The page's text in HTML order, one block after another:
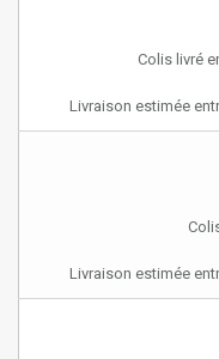
Colis livré
Livraison estimée
Livraison estimée